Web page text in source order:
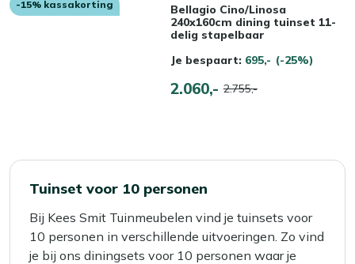
-15% kassakorting
Bellagio Cino/Linosa
240x160cm dining tuinset 11-
delig stapelbaar
Je bespaart: 695,- (-25%)
2.060,- 2.755,-
Tuinset voor 10 personen
Bij Kees Smit Tuinmeubelen vind je tuinsets voor
10 personen in verschillende uitvoeringen. Zo vind
je bij ons diningsets voor 10 personen waar je